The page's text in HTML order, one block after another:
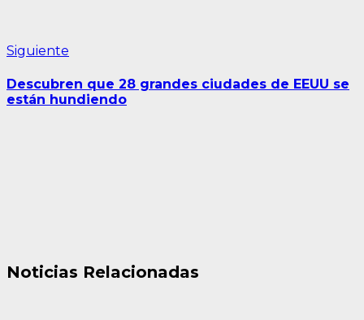
Siguiente
Descubren que 28 grandes ciudades de EEUU se
están hundiendo
Noticias Relacionadas